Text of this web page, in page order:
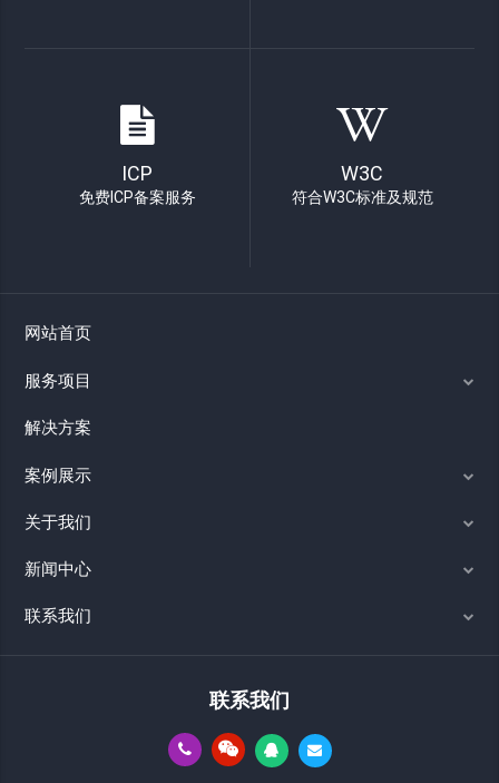
ICP
免费ICP备案服务
W3C
符合W3C标准及规范
网站首页
服务项目
解决方案
案例展示
关于我们
新闻中心
联系我们
联系我们